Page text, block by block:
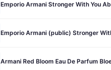
Emporio Armani Stronger With You
Emporio Armani (public) Stronger